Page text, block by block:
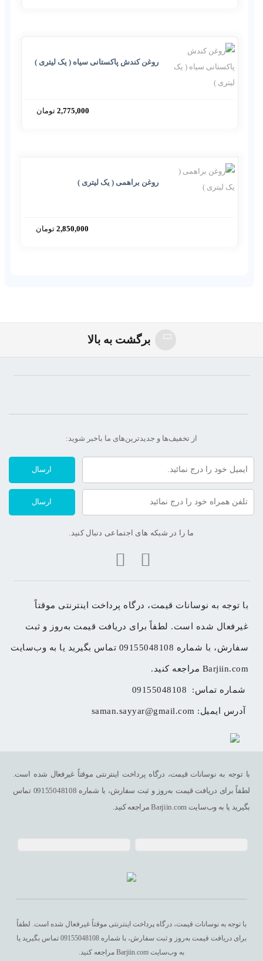
روغن کندش پاکستانی سیاه ( یک لیتری )
2,775,000 تومان
روغن براهمی ( یک لیتری )
2,850,000 تومان
برگشت به بالا
از تخفیف‌ها و جدیدترین‌های ما‌ باخبر شوید:
ارسال
ارسال
ما را در شبکه های اجتماعی دنبال کنید.
Barjiin.com مراجعه کنید.
شماره تماس: 09155048108
آدرس ایمیل: saman.sayyar@gmail.com
با توجه به نوسانات قیمت، درگاه پرداخت اینترنتی موقتاً غیرفعال شده است.
لطفاً برای دریافت قیمت به‌روز و ثبت سفارش، با شماره 09155048108 تماس
بگیرید یا به وب‌سایت Barjiin.com مراجعه کنید.
با توجه به نوسانات قیمت، درگاه پرداخت اینترنتی موقتاً غیرفعال شده است. لطفاً
برای دریافت قیمت به‌روز و ثبت سفارش، با شماره 09155048108 تماس بگیرید یا
به وب‌سایت Barjiin.com مراجعه کنید.